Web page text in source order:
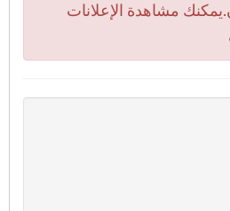
مشاهدة الإعلانات